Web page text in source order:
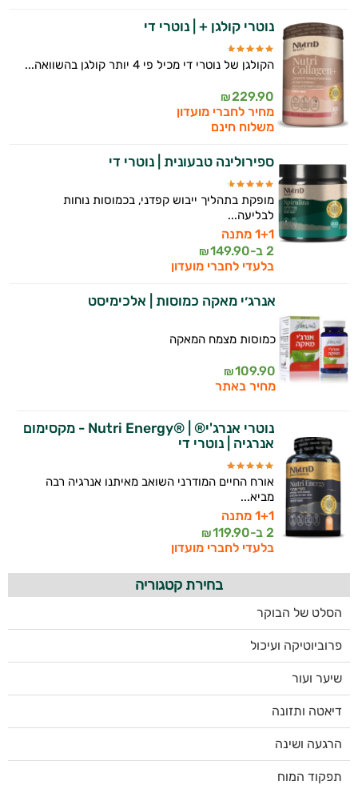
נוטרי קולגן + | נוטרי די
הקולגן של נוטרי די מכיל פי 4 יותר קולגן בהשוואה...
229.90
₪
מחיר לחברי מועדון
משלוח חינם
ספירולינה טבעונית | נוטרי די
מופקת בתהליך ייבוש קפדני, בכמוסות נוחות
לבליעה...
1+1 מתנה
2 ב-
149.90
₪
בלעדי לחברי מועדון
אנרג׳י מאקה כמוסות | אלכימיסט
כמוסות מצמח המאקה
109.90
₪
מחיר באתר
נוטרי אנרג'י® | ®Nutri Energy - מקסימום
אנרגיה | נוטרי די
אורח החיים המודרני השואב מאיתנו אנרגיה רבה
מביא...
1+1 מתנה
2 ב-
119.90
₪
בלעדי לחברי מועדון
בחירת קטגוריה
הסלט של הבוקר
פרוביוטיקה ועיכול
שיער ועור
דיאטה ותזונה
הרגעה ושינה
תפקוד המוח